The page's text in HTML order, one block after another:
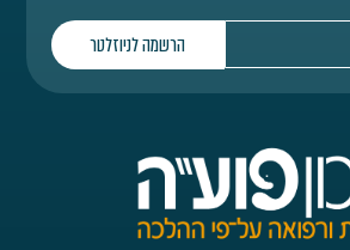
הרשמה לניוזלטר